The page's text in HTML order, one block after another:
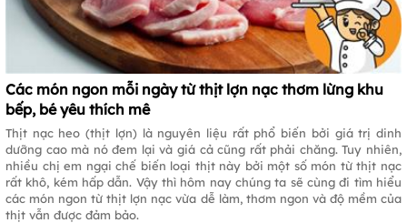
Các món ngon mỗi ngày từ thịt lợn nạc thơm lừng khu
bếp, bé yêu thích mê
Thịt nạc heo (thịt lợn) là nguyên liệu rất phổ biến bởi giá trị dinh
dưỡng cao mà nó đem lại và giá cả cũng rất phải chăng. Tuy nhiên,
nhiều chị em ngại chế biến loại thịt này bởi một số món từ thịt nạc
rất khô, kém hấp dẫn. Vậy thì hôm nay chúng ta sẽ cùng đi tìm hiểu
các món ngon từ thịt lợn nạc vừa dễ làm, thơm ngon và độ mềm của
thịt vẫn được đảm bảo.